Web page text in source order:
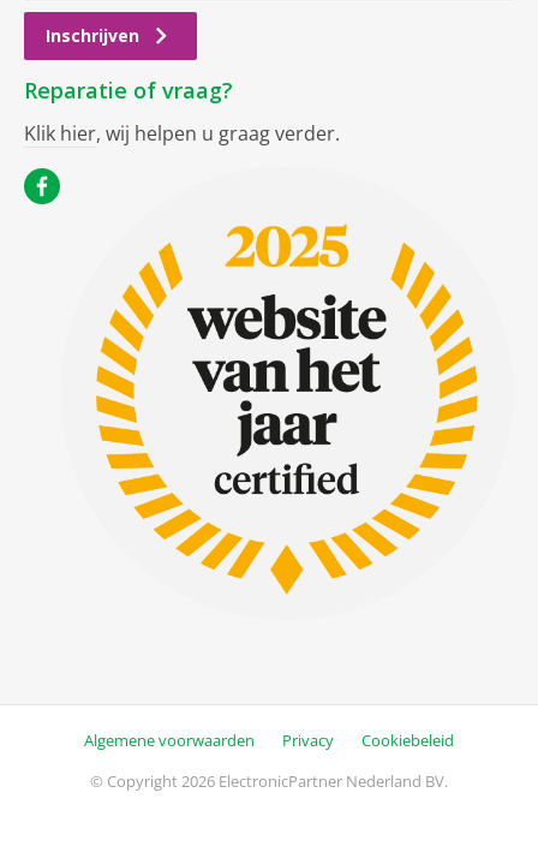
Inschrijven
Reparatie of vraag?
Klik hier, wij helpen u graag verder.
Algemene voorwaarden Privacy
Cookiebeleid
© Copyright 2026 ElectronicPartner Nederland BV.